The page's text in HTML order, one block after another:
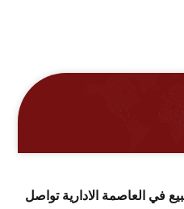
في العاصمة الادارية تواصل